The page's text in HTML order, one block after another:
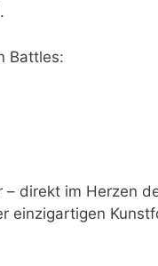
.
Battles:
direkt im Herzen
einzigartigen